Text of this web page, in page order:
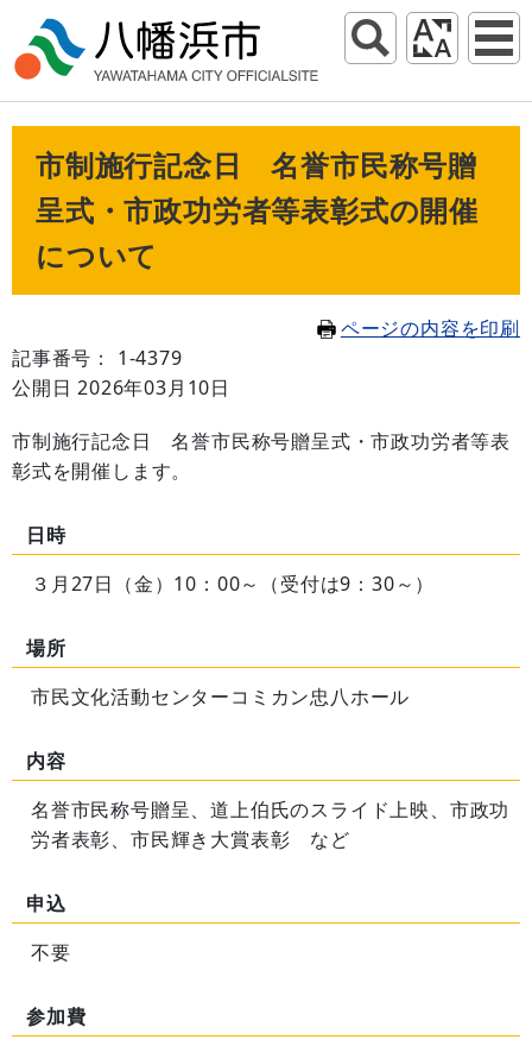
市制施行記念日 名誉市民称号贈
呈式・市政功労者等表彰式の開催
について
ページの内容を印刷
記事番号： 1-4379
公開日 2026年03月10日
市制施行記念日 名誉市民称号贈呈式・市政功労者等表
彰式を開催します。
日時
３月27日（金）10：00～（受付は9：30～）
場所
市民文化活動センターコミカン忠八ホール
内容
名誉市民称号贈呈、道上伯氏のスライド上映、市政功
労者表彰、市民輝き大賞表彰 など
申込
不要
参加費